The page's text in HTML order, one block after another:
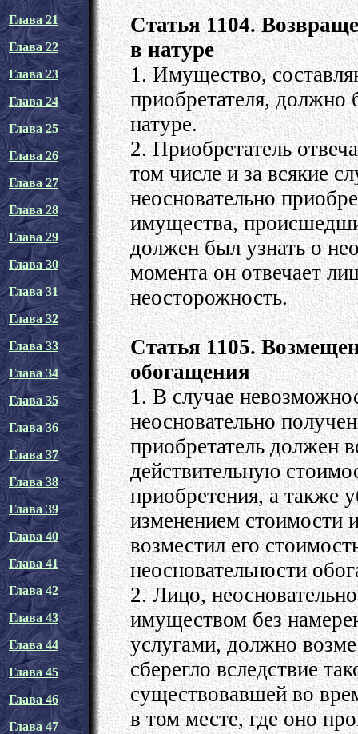
Глава 21
Глава 22
Глава 23
Глава 24
Глава 25
Глава 26
Глава 27
Глава 28
Глава 29
Глава 30
Глава 31
Глава 32
Глава 33
Глава 34
Глава 35
Глава 36
Глава 37
Глава 38
Глава 39
Глава 40
Глава 41
Глава 42
Глава 43
Глава 44
Глава 45
Глава 46
Глава 47
Статья 1104.
в натуре
1. Имущество,
приобретателя,
натуре.
2. Приобретатель
том числе и за всякие
неосновательно
имущества,
должен был узнать о
момента он отвечает
неосторожность.
Статья 1105.
обогащения
1. В случае
неосновательно
приобретатель должен
действительную
приобретения, а также
изменением стоимости
возместил его
неосновательности
2. Лицо,
имуществом без
услугами, должно
сберегло вследствие
существовавшей во
в том месте, где оно